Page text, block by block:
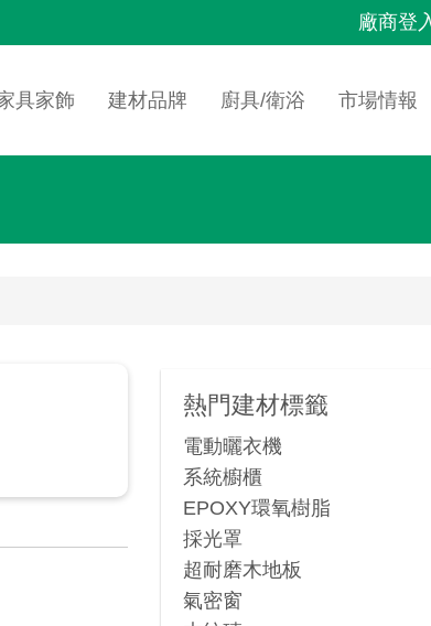
廠商登
具家飾 建材品牌 廚具/衛浴 市場情報
熱門建材標籤
電動曬衣機
系統櫥櫃
EPOXY環氧樹脂
採光罩
超耐磨木地板
氣密窗